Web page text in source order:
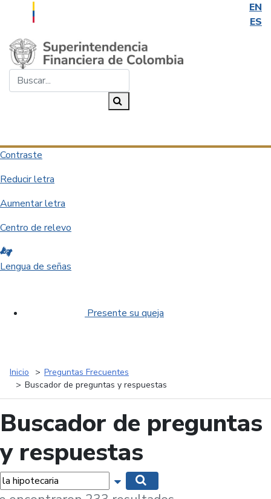
EN
ES
Saltar al contenido principal
Contraste
Reducir letra
Aumentar letra
Centro de relevo
Lengua de señas
Presente su queja
Inicio
Preguntas Frecuentes
Buscador de preguntas y respuestas
Buscador de preguntas
y respuestas
Mostrar opciones de búsqueda